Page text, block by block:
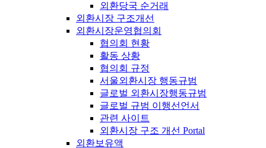
외환당국 순거래
외환시장 구조개선
외환시장운영협의회
협의회 현황
활동 상황
협의회 규정
서울외환시장 행동규범
글로벌 외환시장행동규범
글로벌 규범 이행선언서
관련 사이트
외환시장 구조 개선 Portal
외환보유액